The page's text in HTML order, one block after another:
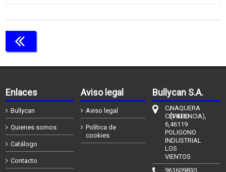
Enlaces
Bullycan
Quienes somos
Catálogo
Contacto
Aviso legal
Aviso legal
Política de
cookies
Bullycan S.A.
C/
CÉFIERO
6,
POLIGONO
INDUSTRIAL
LOS
VIENTOS
NAQUERA
(VALENCIA),
46119
961609830